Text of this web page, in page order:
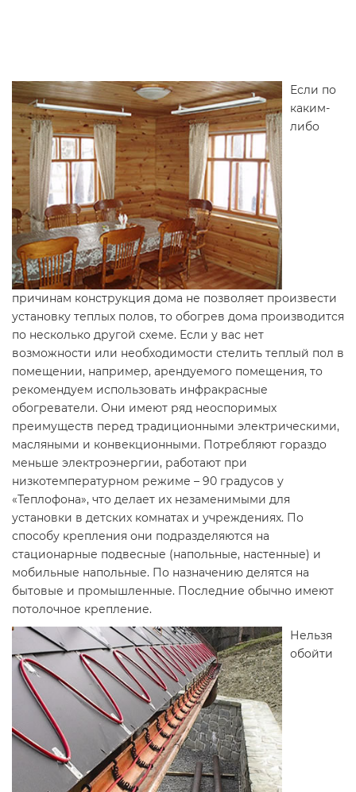
Если по
каким-
либо
причинам конструкция дома не позволяет произвести
установку теплых полов, то обогрев дома производится
по несколько другой схеме. Если у вас нет
возможности или необходимости стелить теплый пол в
помещении, например, арендуемого помещения, то
рекомендуем использовать инфракрасные
обогреватели. Они имеют ряд неоспоримых
преимуществ перед традиционными электрическими,
масляными и конвекционными. Потребляют гораздо
меньше электроэнергии, работают при
низкотемпературном режиме – 90 градусов у
«Теплофона», что делает их незаменимыми для
установки в детских комнатах и учреждениях. По
способу крепления они подразделяются на
стационарные подвесные (напольные, настенные) и
мобильные напольные. По назначению делятся на
бытовые и промышленные. Последние обычно имеют
потолочное крепление.
Нельзя
обойти